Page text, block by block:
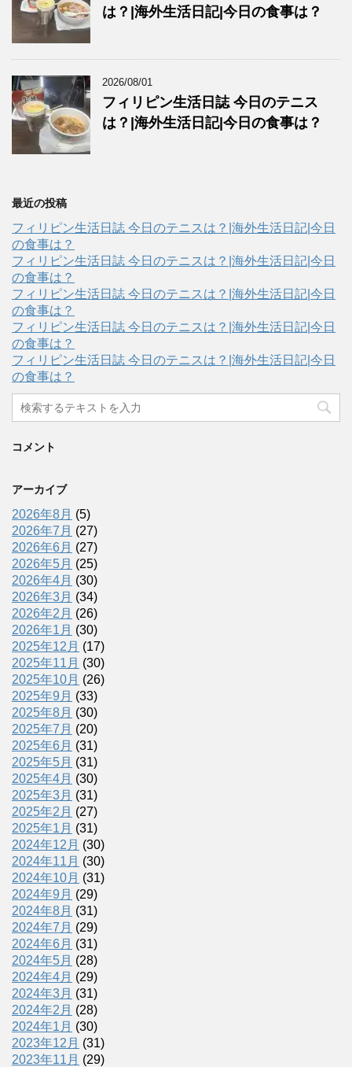
は？|海外生活日記|今日の食事は？
2026/08/01
フィリピン生活日誌 今日のテニス
は？|海外生活日記|今日の食事は？
最近の投稿
フィリピン生活日誌 今日のテニスは？|海外生活日記|今日
の食事は？
フィリピン生活日誌 今日のテニスは？|海外生活日記|今日
の食事は？
フィリピン生活日誌 今日のテニスは？|海外生活日記|今日
の食事は？
フィリピン生活日誌 今日のテニスは？|海外生活日記|今日
の食事は？
フィリピン生活日誌 今日のテニスは？|海外生活日記|今日
の食事は？
コメント
アーカイブ
2026年8月 (5)
2026年7月 (27)
2026年6月 (27)
2026年5月 (25)
2026年4月 (30)
2026年3月 (34)
2026年2月 (26)
2026年1月 (30)
2025年12月 (17)
2025年11月 (30)
2025年10月 (26)
2025年9月 (33)
2025年8月 (30)
2025年7月 (20)
2025年6月 (31)
2025年5月 (31)
2025年4月 (30)
2025年3月 (31)
2025年2月 (27)
2025年1月 (31)
2024年12月 (30)
2024年11月 (30)
2024年10月 (31)
2024年9月 (29)
2024年8月 (31)
2024年7月 (29)
2024年6月 (31)
2024年5月 (28)
2024年4月 (29)
2024年3月 (31)
2024年2月 (28)
2024年1月 (30)
2023年12月 (31)
2023年11月 (29)